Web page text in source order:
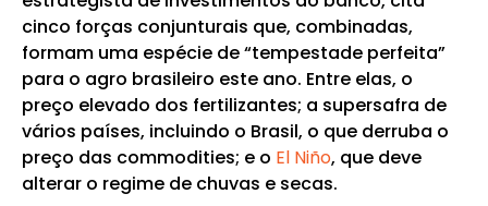
cinco forças conjunturais que, combinadas,
formam uma espécie de “tempestade perfeita”
para o agro brasileiro este ano. Entre elas, o
preço elevado dos fertilizantes; a supersafra de
vários países, incluindo o Brasil, o que derruba o
preço das commodities; e o El Niño, que deve
alterar o regime de chuvas e secas.